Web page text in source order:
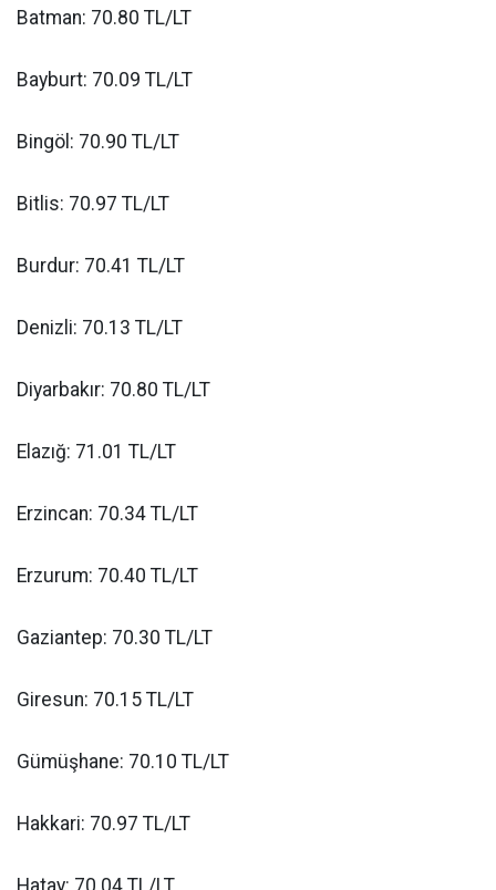
Batman: 70.80 TL/LT
Bayburt: 70.09 TL/LT
Bingöl: 70.90 TL/LT
Bitlis: 70.97 TL/LT
Burdur: 70.41 TL/LT
Denizli: 70.13 TL/LT
Diyarbakır: 70.80 TL/LT
Elazığ: 71.01 TL/LT
Erzincan: 70.34 TL/LT
Erzurum: 70.40 TL/LT
Gaziantep: 70.30 TL/LT
Giresun: 70.15 TL/LT
Gümüşhane: 70.10 TL/LT
Hakkari: 70.97 TL/LT
Hatay: 70.04 TL/LT